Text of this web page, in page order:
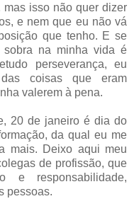
isso não quer dizer
e nem que eu não vá
que tenho. E se
na minha vida é
perseverança, eu
coisas que eram
valerem à pena.
20 de janeiro é dia do
da qual eu me
mais. Deixo aqui meu
de profissão, que
e responsabilidade,
pessoas.